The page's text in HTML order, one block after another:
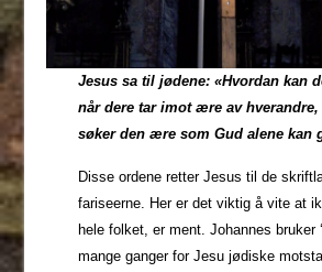
Jesus sa til jødene: «Hvordan kan
når dere tar imot ære av
søker den ære som Gud alene kan
Disse ordene retter Jesus til de
fariseerne. Her er det viktig å vite at
hele folket, er ment. Johannes bruker
mange ganger for Jesu jødiske